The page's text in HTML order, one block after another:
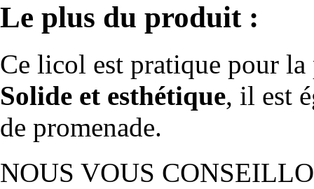
Le plus du produit :
Ce licol est pratique pour la
Solide et esthétique, il est
de promenade.
NOUS VOUS